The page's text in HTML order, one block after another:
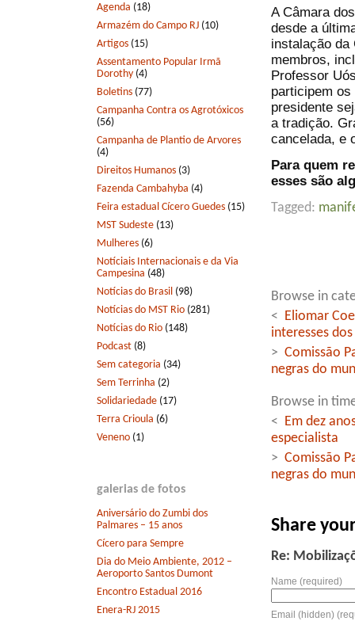
Agenda (18)
Armazém do Campo RJ (10)
Artigos (15)
Assentamento Popular Irmã
Dorothy (4)
Boletins (77)
Campanha Contra os Agrotóxicos
(56)
Campanha de Plantio de Arvores
(4)
Direitos Humanos (3)
Fazenda Cambahyba (4)
Feira estadual Cícero Guedes (15)
MST Sudeste (13)
Mulheres (6)
Notíciais Internacionais e da Via
Campesina (48)
Notícias do Brasil (98)
Notícias do MST Rio (281)
Notícias do Rio (148)
Podcast (8)
Sem categoria (34)
Sem Terrinha (2)
Solidariedade (17)
Terra Crioula (6)
Veneno (1)
galerias de fotos
Aniversário do Zumbi dos
Palmares – 15 anos
Cícero para Sempre
Dia do Meio Ambiente, 2012 –
Aeroporto Santos Dumont
Encontro Estadual 2016
Enera-RJ 2015
A Câmara
desde a
instalação da
membros,
Professor
participem
presidente
a tradição.
cancelada, e
Para quem
esses são
Tagged:
Browse in
<
Eliomar
interesses
> Comissão
negras do
Browse in
<
Em dez
especialista
> Comissão
negras do
Share
Re:
Name (required)
Email (hidden)